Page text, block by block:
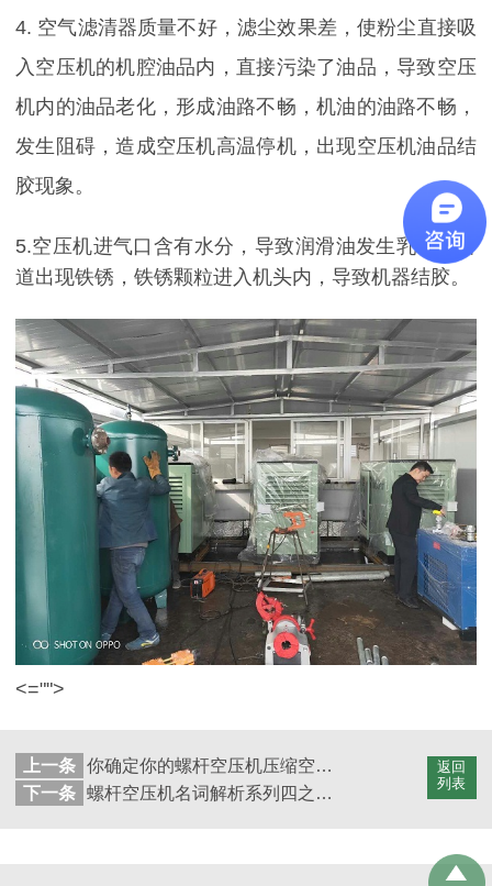
4. 空气滤清器质量不好，滤尘效果差，使粉尘直接吸
入空压机的机腔油品内，直接污染了油品，导致空压
机内的油品老化，形成油路不畅，机油的油路不畅，
发生阻碍，造成空压机高温停机，出现空压机油品结
胶现象。
5.空压机进气口含有水分，导致润滑油发生乳化，管
道出现铁锈，铁锈颗粒进入机头内，导致机器结胶。
<="">
返回
列表
上一条
你确定你的螺杆空压机压缩空气完全使用了吗？
下一条
螺杆空压机名词解析系列四之压缩比